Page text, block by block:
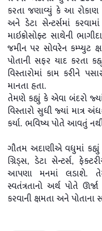
કરતા જણાવ્યું કે આ રોકાણ
અને ડેટા સેન્ટર્સમાં
માઇક્રોસોફ્ટ સાથેની
જમીન પર સોવરેન કમ્પ્યુટ
પોતાની સફર યાદ કરતા
વિસ્તારોમાં કામ કરીને
માનતા હતા.
તેમણે કહ્યું કે એવા બંદરો
વિસ્તારો સુધી જ્યાં માત્ર
કર્યા. ભવિષ્ય પોતે આવતું
ગૌતમ અદાણીએ વધુમાં
ગ્રિડ્સ, ડેટા સેન્ટર્સ,
આપણા મનમાં લડાશે.
સ્વતંત્રતાનો અર્થ પોતે
કરવાની ક્ષમતા અને